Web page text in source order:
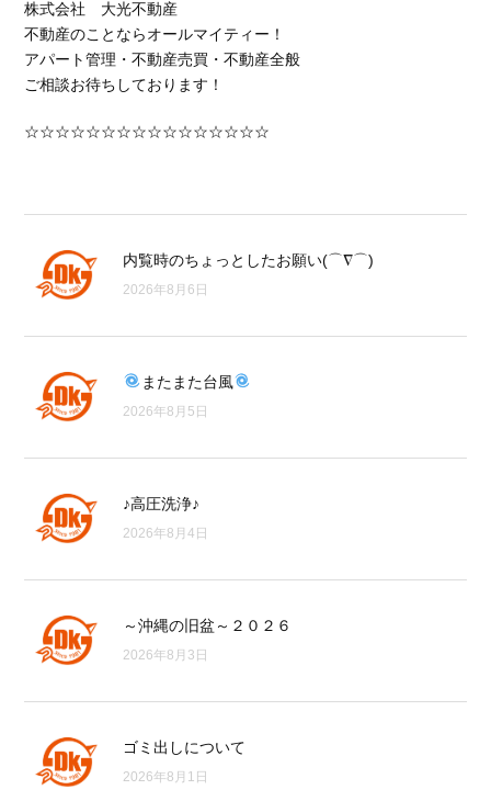
株式会社 大光不動産
不動産のことならオールマイティー！
アパート管理・不動産売買・不動産全般
ご相談お待ちしております！
☆☆☆☆☆☆☆☆☆☆☆☆☆☆☆☆
内覧時のちょっとしたお願い(⌒∇⌒)
2026年8月6日
またまた台風
2026年8月5日
♪高圧洗浄♪
2026年8月4日
～沖縄の旧盆～２０２６
2026年8月3日
ゴミ出しについて
2026年8月1日